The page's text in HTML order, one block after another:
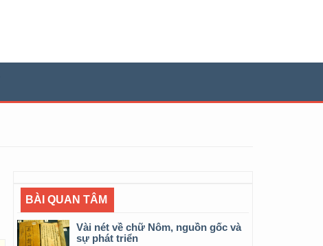
BÀI QUAN TÂM
Vài nét về chữ Nôm, nguồn gốc và
sự phát triển